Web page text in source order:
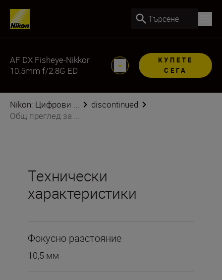
Търсене
AF DX Fisheye-Nikkor
10.5mm f/2.8G ED
КУПЕТЕ
СЕГА
Nikon: Цифрови ...
discontinued
Общ преглед за ...
Технически
характеристики
Фокусно разстояние
10,5 мм